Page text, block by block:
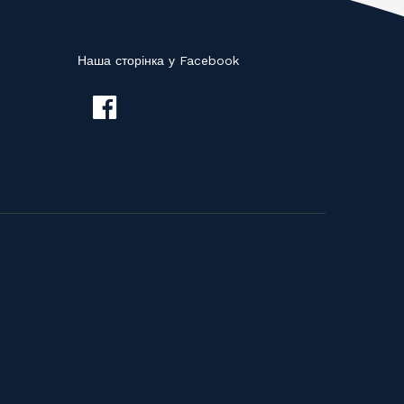
Наша сторінка у Facebook